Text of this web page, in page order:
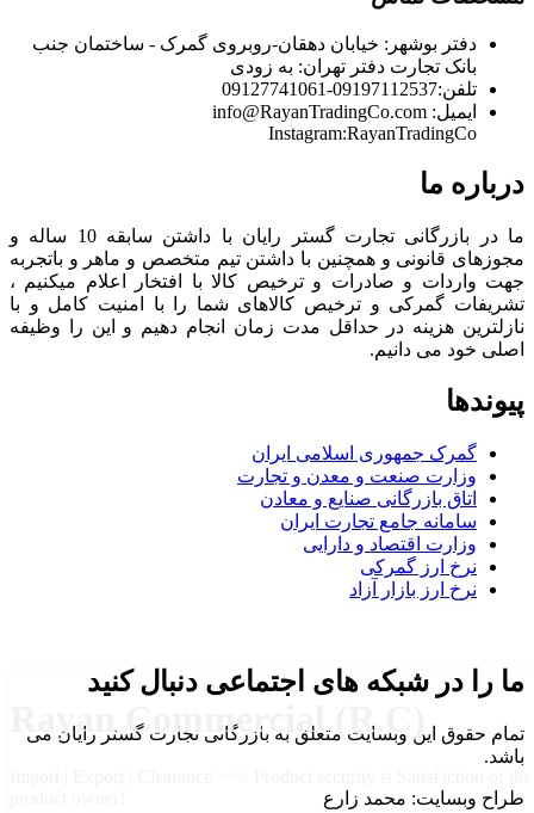
Rayan Commercial (R.C)
دفتر بوشهر: خیابان دهقان-روبروی گمرک - ساختمان جنب
بانک تجارت دفتر تهران: به زودی
تلفن:09197112537-09127741061
ایمیل: info@RayanTradingCo.com
Instagram:RayanTradingCo
درباره ما
ما در بازرگانی تجارت گستر رایان با داشتن سابقه 10 ساله و
مجوزهای قانونی و همچنین با داشتن تیم متخصص و ماهر و باتجربه
جهت واردات و صادرات و ترخیص کالا با افتخار اعلام میکنیم ،
تشریفات گمرکی و ترخیص کالاهای شما را با امنیت کامل و با
نازلترین هزینه در حداقل مدت زمان انجام دهیم و این را وظیفه
اصلی خود می دانیم.
پیوندها
گمرک جمهوری اسلامی ایران
وزارت صنعت و معدن و تجارت
اتاق بازرگانی صنایع و معادن
سامانه جامع تجارت ایران
وزارت اقتصاد و دارایی
نرخ ارز گمرکی
نرخ ارز بازار آزاد
ما را در شبکه های اجتماعی دنبال کنید
تمام حقوق این وبسایت متعلق به بازرگانی تجارت گستر رایان می
باشد.
طراح وبسایت: محمد زارع